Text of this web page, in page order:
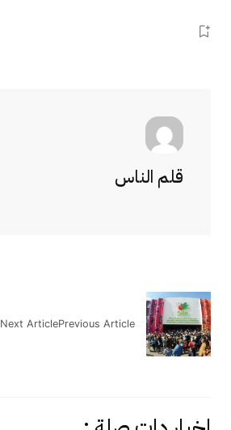
قلم الناس
Previous Article
Next Article